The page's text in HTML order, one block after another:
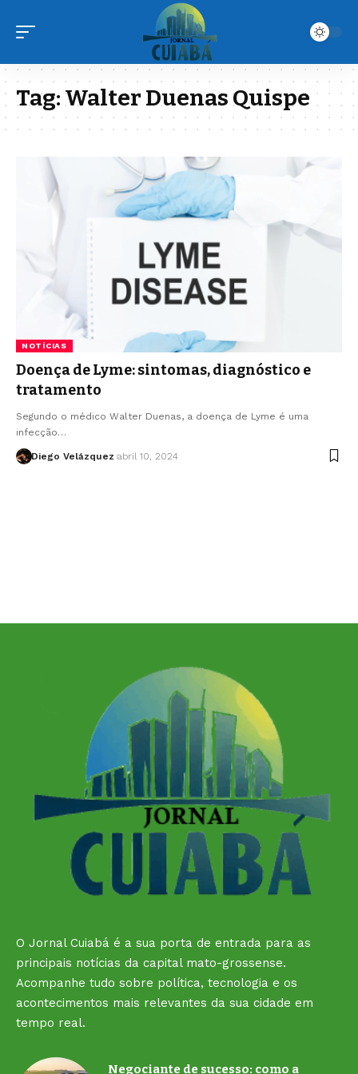
Tag:Walter Duenas Quispe
NOTÍCIAS
Doença de Lyme: sintomas, diagnóstico e
tratamento
Segundo o médico Walter Duenas, a doença de Lyme é uma
infecção…
Diego Velázquez abril 10, 2024
O Jornal Cuiabá é a sua porta de entrada para as
principais notícias da capital mato-grossense.
Acompanhe tudo sobre política, tecnologia e os
acontecimentos mais relevantes da sua cidade em
tempo real.
Negociante de sucesso: como a